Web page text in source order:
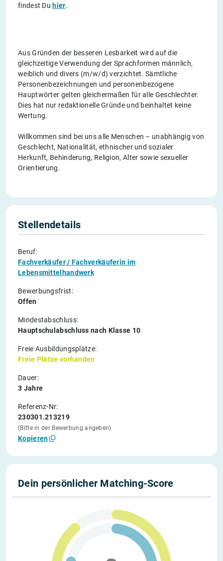
findest Du hier.
Aus Gründen der besseren Lesbarkeit wird auf die
gleichzeitige Verwendung der Sprachformen männlich,
weiblich und divers (m/w/d) verzichtet. Sämtliche
Personenbezeichnungen und personenbezogene
Hauptwörter gelten gleichermaßen für alle Geschlechter.
Dies hat nur redaktionelle Gründe und beinhaltet keine
Wertung.
Willkommen sind bei uns alle Menschen – unabhängig von
Geschlecht, Nationalität, ethnischer und sozialer
Herkunft, Behinderung, Religion, Alter sowie sexueller
Orientierung.
Stellendetails
Beruf:
Fachverkäufer / Fachverkäuferin im
Lebensmittelhandwerk
Bewerbungsfrist:
Offen
Mindestabschluss:
Hauptschulabschluss nach Klasse 10
Freie Ausbildungsplätze:
Freie Plätze vorhanden
Dauer:
3 Jahre
Referenz-Nr:
230301.213219
(Bitte in der Bewerbung angeben)
Kopieren
Dein persönlicher Matching-Score